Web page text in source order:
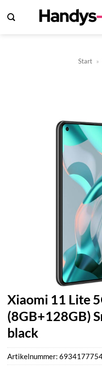
Inhalt
Start »
Xiaomi 11 Lite
(8GB+128GB)
black
Artikelnummer: